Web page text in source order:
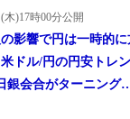
木)17時00分公開
影響で円は一時的
ドル/円の円安トレ
銀会合がターニング